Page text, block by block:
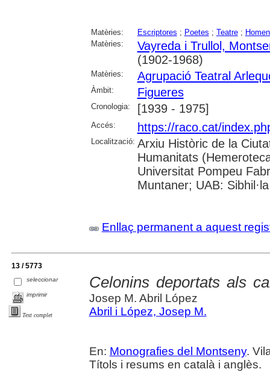
Matèries: Escriptores ; Poetes ; Teatre;
Matèries:
Vayreda i Trullol,
(1902-1968)
Matèries: Agrupació Teatral
Àmbit: Figueres
Cronologia: [1939 - 1975]
Accés: https://raco.cat/
Localització: Arxiu Històric de la
Humanitats
Universitat Pompeu
Muntaner; UAB: Sibhil·la
Enllaç permanent a aquest
13 / 5773
seleccionar
imprimir
Text complet
Celonins deportats als
Josep M. Abril López
Abril i López, Josep M.
En: Monografies del Montseny.
Títols i resums en català i anglès.